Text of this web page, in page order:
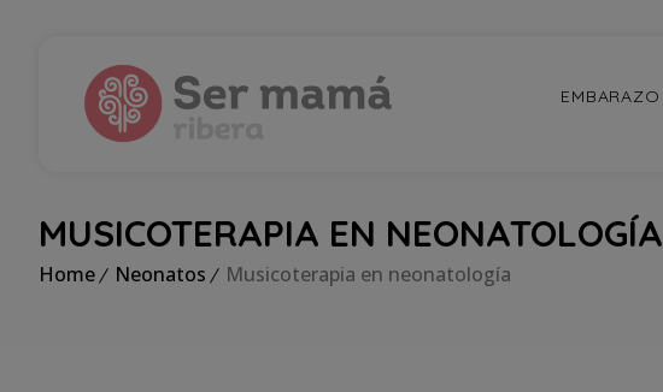
EMBARAZO
MUSICOTERAPIA EN NEONATOLOGÍA
Home Neonatos Musicoterapia en neonatología